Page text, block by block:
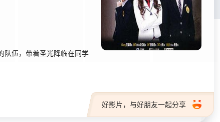
伍，带着圣光降临在同学
好影片，与好朋友一起分享